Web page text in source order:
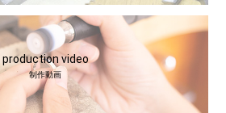
production video
制作動画